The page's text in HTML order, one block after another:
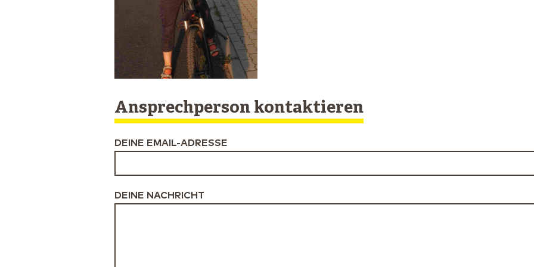
Ansprechperson kontaktieren
DEINE EMAIL-ADRESSE
DEINE NACHRICHT